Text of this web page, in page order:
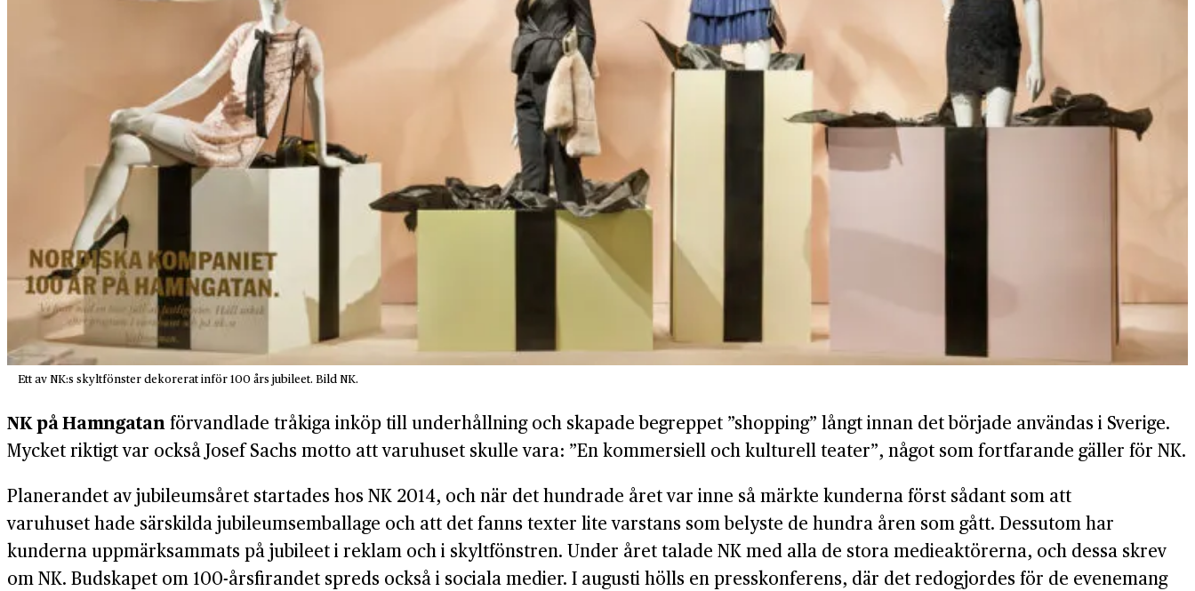
Ett av NK:s skyltfönster dekorerat inför 100 års jubileet. Bild NK.
NK på Hamngatanförvandlade tråkiga inköp till underhållning och skapade begreppet ”shopping” långt innan det började användas i Sverige.
Mycket riktigt var också Josef Sachs motto att varuhuset skulle vara: ”En kommersiell och kulturell teater”, något som fortfarande gäller för NK.
Planerandet av jubileumsåret startades hos NK 2014, och när det hundrade året var inne så märkte kunderna först sådant som att
varuhuset hade särskilda jubileumsemballage och att det fanns texter lite varstans som belyste de hundra åren som gått. Dessutom har
kunderna uppmärksammats på jubileet i reklam och i skyltfönstren. Under året talade NK med alla de stora medieaktörerna, och dessa skrev
om NK. Budskapet om 100-årsfirandet spreds också i sociala medier. I augusti hölls en presskonferens, där det redogjordes för de evenemang